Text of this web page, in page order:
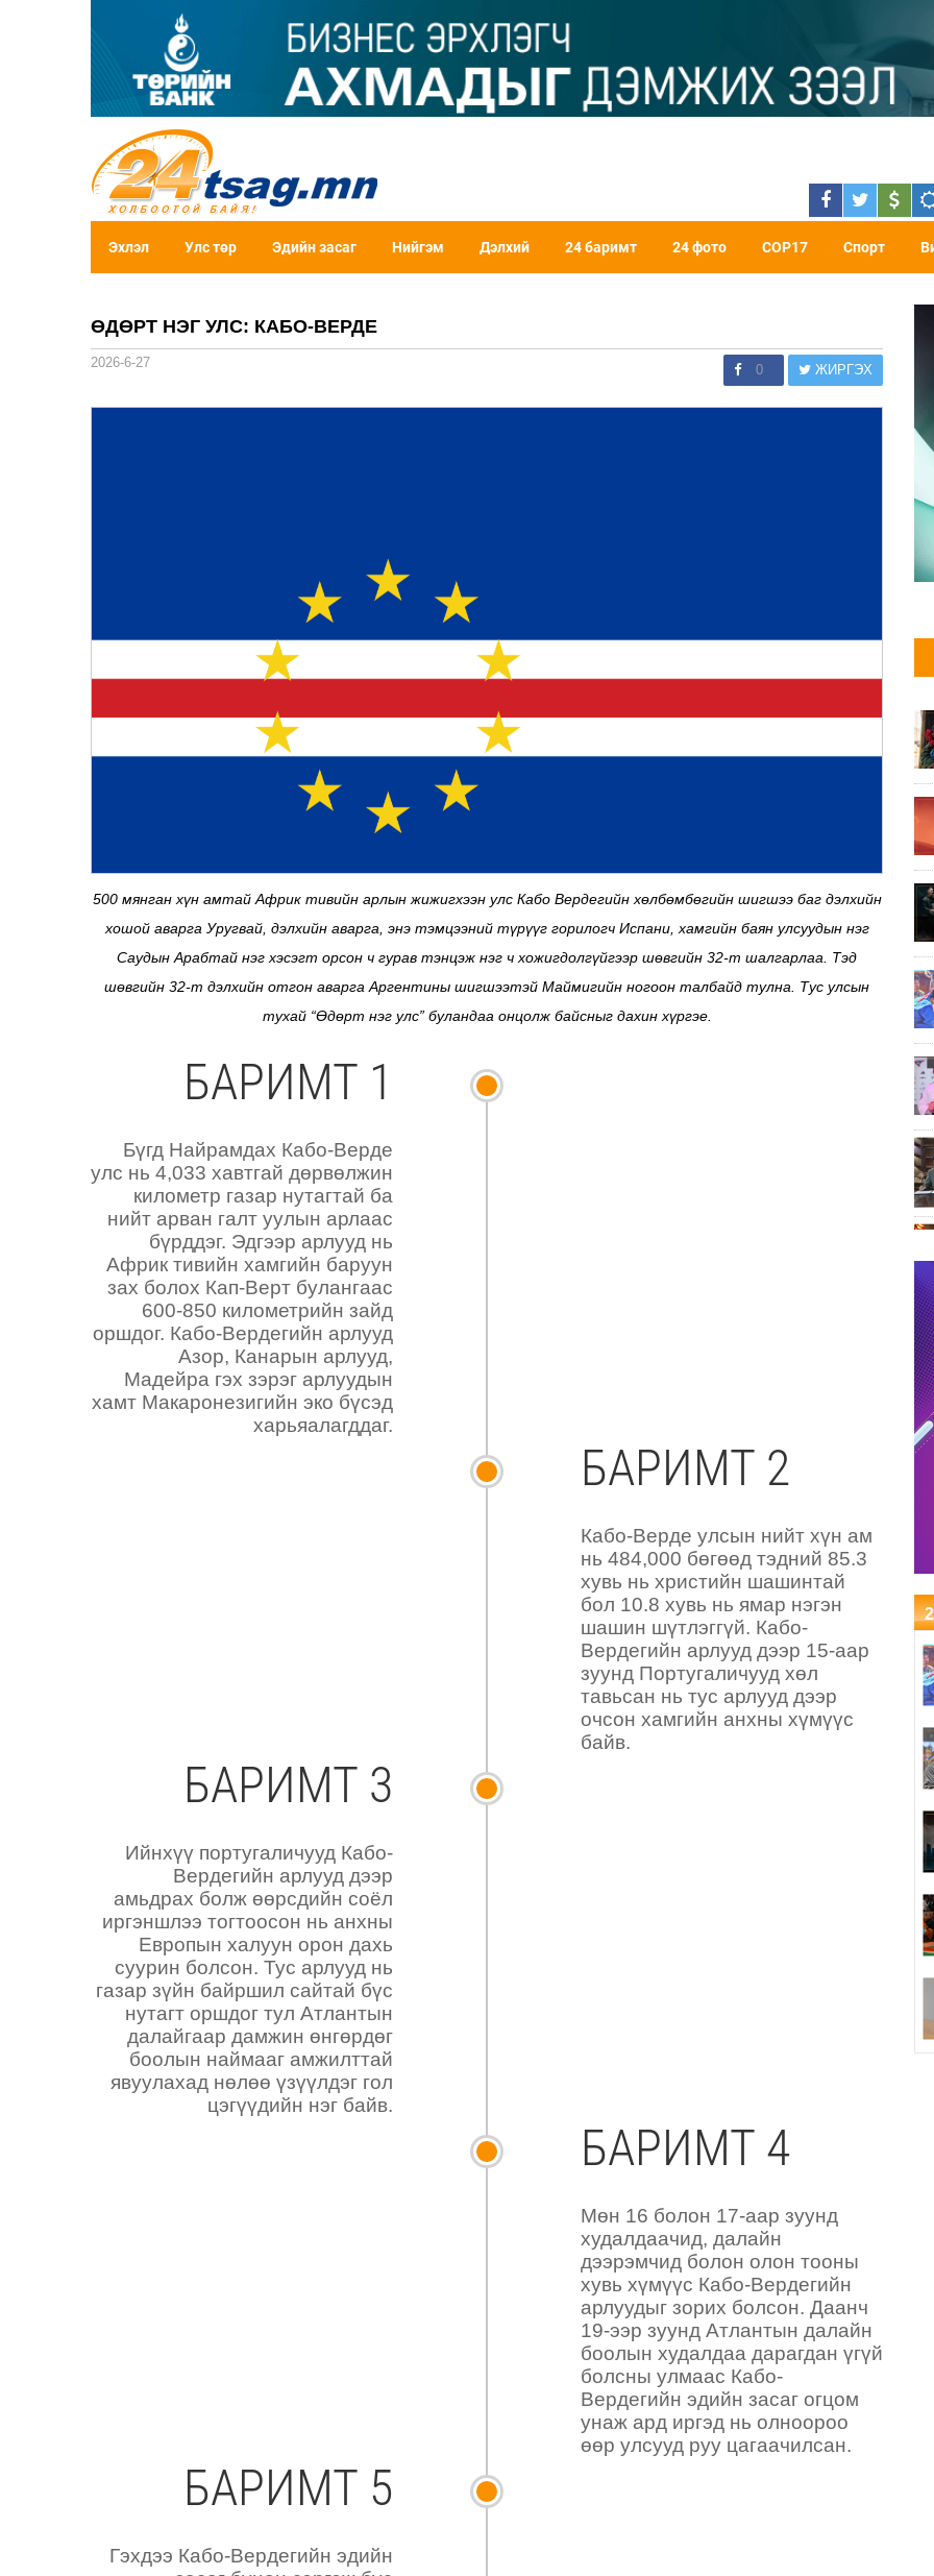
Эхлэл Улс төр Эдийн засаг Нийгэм Дэлхий 24 баримт 24 фото COP17 Спорт
ӨДӨРТ НЭГ УЛС: КАБО-ВЕРДЕ
2026-6-27 0 ЖИРГЭХ
500 мянган хүн амтай Африк тивийн арлын жижигхээн улс Кабо Вердегийн хөлбөмбөгийн шигшээ баг дэлхийн
хошой аварга Уругвай, дэлхийн аварга, энэ тэмцээний түрүүг горилогч Испани, хамгийн баян улсуудын нэг
Саудын Арабтай нэг хэсэгт орсон ч гурав тэнцэж нэг ч хожигдолгүйгээр шөвгийн 32-т шалгарлаа. Тэд
шөвгийн 32-т дэлхийн отгон аварга Аргентины шигшээтэй Маймигийн ногоон талбайд тулна. Тус улсын
тухай “Өдөрт нэг улс” буландаа онцолж байсныг дахин хүргэе.
БАРИМТ 1
Бүгд Найрамдах Кабо-Верде
улс нь 4,033 хавтгай дөрвөлжин
километр газар нутагтай ба
нийт арван галт уулын арлаас
бүрддэг. Эдгээр арлууд нь
Африк тивийн хамгийн баруун
зах болох Кап-Верт булангаас
600-850 километрийн зайд
оршдог. Кабо-Вердегийн арлууд
Азор, Канарын арлууд,
Мадейра гэх зэрэг арлуудын
хамт Макаронезигийн эко бүсэд
харьяалагддаг.
БАРИМТ 2
Кабо-Верде улсын нийт хүн ам
нь 484,000 бөгөөд тэдний 85.3
хувь нь христийн шашинтай
бол 10.8 хувь нь ямар нэгэн
шашин шүтлэггүй. Кабо-
Вердегийн арлууд дээр 15-аар
зуунд Португаличууд хөл
тавьсан нь тус арлууд дээр
очсон хамгийн анхны хүмүүс
байв.
БАРИМТ 3
Ийнхүү португаличууд Кабо-
Вердегийн арлууд дээр
амьдрах болж өөрсдийн соёл
иргэншлээ тогтоосон нь анхны
Европын халуун орон дахь
суурин болсон. Тус арлууд нь
газар зүйн байршил сайтай бүс
нутагт оршдог тул Атлантын
далайгаар дамжин өнгөрдөг
боолын наймааг амжилттай
явуулахад нөлөө үзүүлдэг гол
цэгүүдийн нэг байв.
БАРИМТ 4
Мөн 16 болон 17-аар зуунд
худалдаачид, далайн
дээрэмчид болон олон тооны
хувь хүмүүс Кабо-Вердегийн
арлуудыг зорих болсон. Даанч
19-ээр зуунд Атлантын далайн
боолын худалдаа дарагдан үгүй
болсны улмаас Кабо-
Вердегийн эдийн засаг огцом
унаж ард иргэд нь олноороо
өөр улсууд руу цагаачилсан.
БАРИМТ 5
Гэхдээ Кабо-Вердегийн эдийн